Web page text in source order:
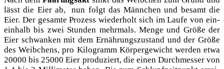
lässt die Eier ab, nun folgt das Männ­chen und besamt die
Eier. Der gesam­te Pro­zess wie­der­holt sich im Lau­fe von ein­
ein­halb bis zwei Stun­den mehr­mals. Men­ge und Grö­ße der
Eier schwan­ken mit dem Ernäh­rungs­zu­stand und der Grö­ße
des Weib­chens, pro Kilo­gramm Kör­per­ge­wicht wer­den etwa
20000 bis 25000 Eier pro­du­ziert, die einen Durch­mes­ser von